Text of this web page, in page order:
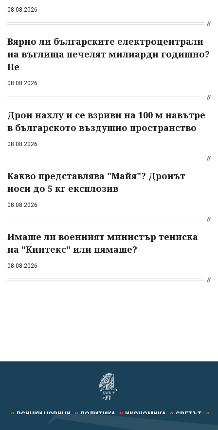
08.08.2026
Вярно ли българските електроцентрали
на въглища печелят милиарди годишно?
Не
08.08.2026
Дрон нахлу и се взриви на 100 м навътре
в българското въздушно пространство
08.08.2026
Какво представлява "Майя"? Дронът
носи до 5 кг експлозив
08.08.2026
Имаше ли военният министър тениска
на "Кинтекс" или нямаше?
08.08.2026
ВСИЧКИ НОВИНИ ПОЛИТИКА ИКОНОМИКА СВЕТЪТ